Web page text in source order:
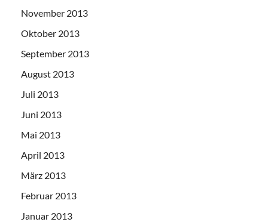
November 2013
Oktober 2013
September 2013
August 2013
Juli 2013
Juni 2013
Mai 2013
April 2013
März 2013
Februar 2013
Januar 2013